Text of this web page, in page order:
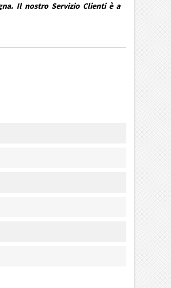
Il nostro Servizio Clienti è a